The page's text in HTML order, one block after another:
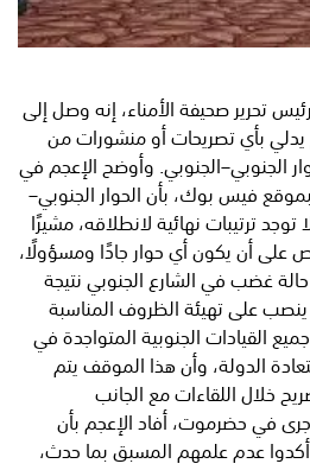
تحرير صحيفة الأمناء، إنه وصل إلى
بأي تصريحات أو منشورات من
الجنوبي–الجنوبي. وأوضح الإعجم في
فيس بوك، بأن الحوار الجنوبي–
توجد ترتيبات نهائية لانطلاقه، مشيرًا
على أن يكون أي حوار جادًا ومسؤولًا،
غضب في الشارع الجنوبي نتيجة
ينصب على تهيئة الظروف المناسبة
القيادات الجنوبية المتواجدة في
الدولة، وأن هذا الموقف يتم
خلال اللقاءات مع الجانب
في حضرموت، أفاد الإعجم بأن
أكدوا عدم علمهم المسبق بما حدث،